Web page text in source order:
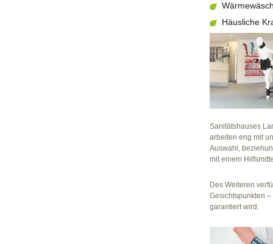
Häusliche
Sanitätshauses
arbeiten eng mit
Auswahl,
mit einem
Des Weiteren
Gesichtspunkten
garantiert wird.